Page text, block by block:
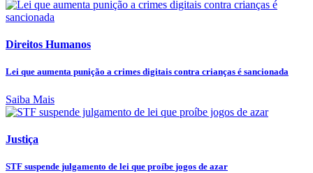
Direitos Humanos
Lei que aumenta punição a crimes digitais contra crianças é sancionada
Saiba Mais
Justiça
STF suspende julgamento de lei que proíbe jogos de azar